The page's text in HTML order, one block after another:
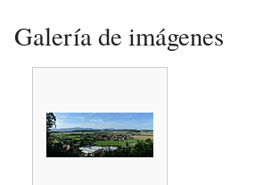
Galería de imágenes